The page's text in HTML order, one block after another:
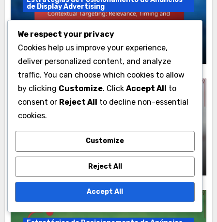
Related Post
Estratégias de Posicionamento de Anúncios
de Display Advertising
Segmentação Contextual: Relevância,
Tempo e Conexão com o Público
Rafael Andrade 04/12/2025
Estratégias de Posicionamento de Anúncios
de Display Advertising
We respect your privacy
Cookies help us improve your experience,
deliver personalized content, and analyze
traffic. You can choose which cookies to allow
by clicking Customize. Click Accept All to
consent or Reject All to decline non-essential
cookies.
Customize
Reject All
Accept All